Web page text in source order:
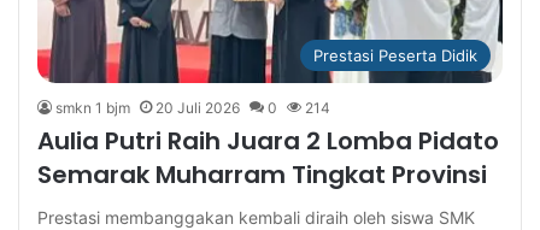
Prestasi Peserta Didik
smkn 1 bjm 20 Juli 2026 0 214
Aulia Putri Raih Juara 2 Lomba Pidato
Semarak Muharram Tingkat Provinsi
Prestasi membanggakan kembali diraih oleh siswa SMK